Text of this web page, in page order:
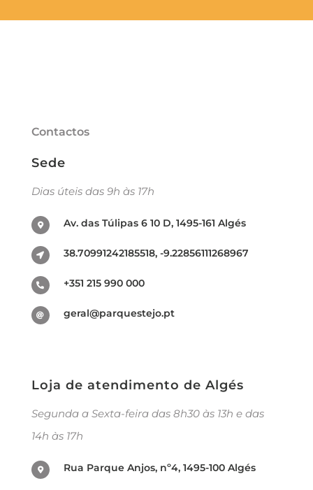
Contactos
Sede
Dias úteis das 9h às 17h
Av. das Túlipas 6 10 D, 1495-161 Algés
38.70991242185518, -9.22856111268967
+351 215 990 000
geral@parquestejo.pt
Loja de atendimento de Algés
Segunda a Sexta-feira das 8h30 às 13h e das
14h às 17h
Rua Parque Anjos, nº4, 1495-100 Algés